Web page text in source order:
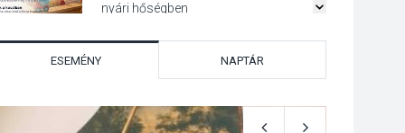
nyári hőségben
KULTÚRA 2026 AUG 07
Reneszánsz dallamok
csendülnek fel a
ESEMÉNY NAPTÁR